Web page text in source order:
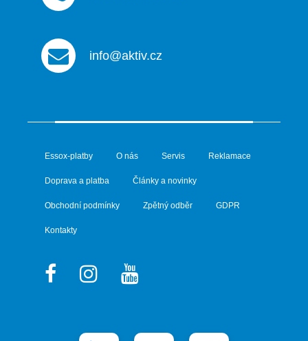
info@aktiv.cz
Essox-platby O nás Servis Reklamace
Doprava a platba Články a novinky
Obchodní podmínky Zpětný odběr GDPR
Kontakty